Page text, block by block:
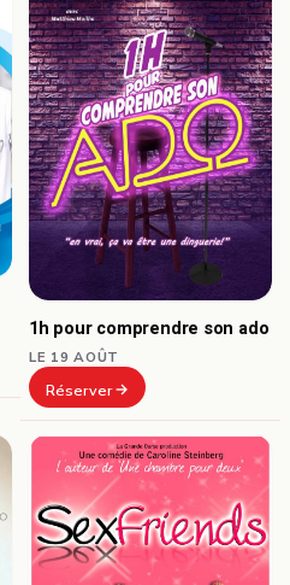
1h pour comprendre son ado
LE 19 AOÛT
Réserver